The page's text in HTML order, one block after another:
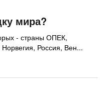
мира?
- страны ОПЕК,
Россия, Вен...